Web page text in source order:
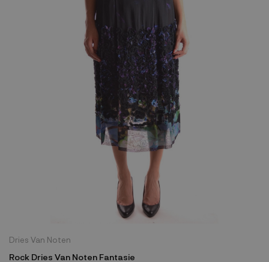
Dries Van Noten
Rock Dries Van Noten Fantasie